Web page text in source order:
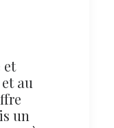
et
au
un